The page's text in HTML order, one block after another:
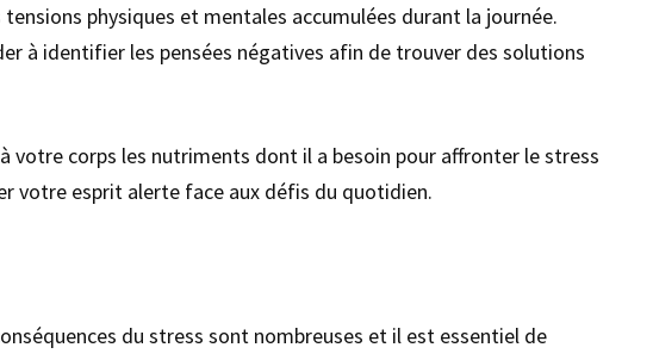
physiques et mentales accumulées durant la journée.
à identifier les pensées négatives afin de trouver des solutions
corps les nutriments dont il a besoin pour affronter le stress
votre esprit alerte face aux défis du quotidien.
du stress sont nombreuses et il est essentiel de